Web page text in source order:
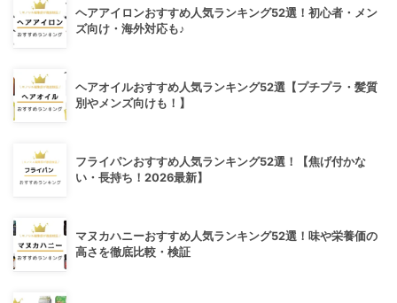
ヘアアイロンおすすめ人気ランキング52選！初心者・メン
ズ向け・海外対応も♪
ヘアオイルおすすめ人気ランキング52選【プチプラ・髪質
別やメンズ向けも！】
フライパンおすすめ人気ランキング52選！【焦げ付かな
い・長持ち！2026最新】
マヌカハニーおすすめ人気ランキング52選！味や栄養価の
高さを徹底比較・検証